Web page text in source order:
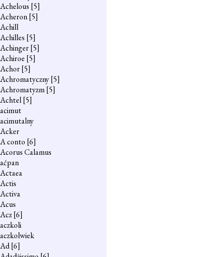
Achelous [5]
Acheron[5]
Achill
Achilles [5]
Achinger[5]
Achiroe [5]
Achor[5]
Achromatyczny[5]
Achromatyzm[5]
Achtel[5]
acimut
acimutalny
Acker
A conto [6]
Acorus Calamus
aćpan
Actaea
Actis
Activa
Acus
Acz[6]
aczkoli
aczkolwiek
Ad[6]